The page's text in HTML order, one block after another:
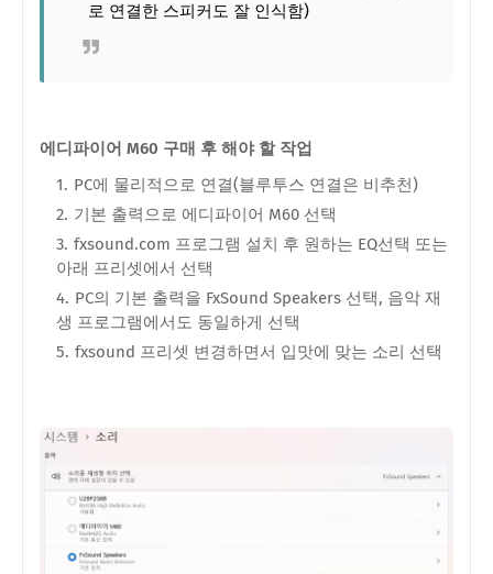
로 연결한 스피커도 잘 인식함)
에디파이어 M60 구매 후 해야 할 작업
PC에 물리적으로 연결(블루투스 연결은 비추천)
기본 출력으로 에디파이어 M60 선택
fxsound.com 프로그램 설치 후 원하는 EQ선택 또는
아래 프리셋에서 선택
PC의 기본 출력을 FxSound Speakers 선택, 음악 재
생 프로그램에서도 동일하게 선택
fxsound 프리셋 변경하면서 입맛에 맞는 소리 선택